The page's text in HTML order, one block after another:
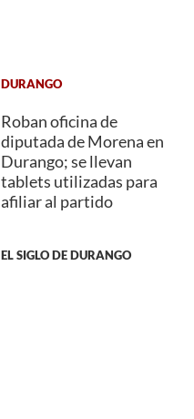
DURANGO
Roban oficina de
diputada de Morena en
Durango; se llevan
tablets utilizadas para
afiliar al partido
EL SIGLO DE DURANGO